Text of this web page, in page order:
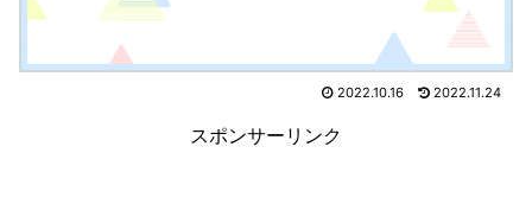
2022.10.16 2022.11.24
スポンサーリンク